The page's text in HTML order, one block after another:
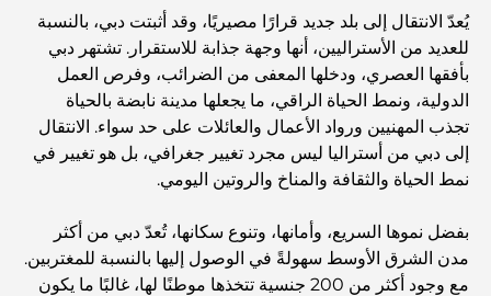
يُعدّ الانتقال إلى بلد جديد قرارًا مصيريًا، وقد أثبتت دبي، بالنسبة
للعديد من الأستراليين، أنها وجهة جذابة للاستقرار. تشتهر دبي
بأفقها العصري، ودخلها المعفى من الضرائب، وفرص العمل
الدولية، ونمط الحياة الراقي، ما يجعلها مدينة نابضة بالحياة
تجذب المهنيين ورواد الأعمال والعائلات على حد سواء. الانتقال
إلى دبي من أستراليا ليس مجرد تغيير جغرافي، بل هو تغيير في
نمط الحياة والثقافة والمناخ والروتين اليومي.
بفضل نموها السريع، وأمانها، وتنوع سكانها، تُعدّ دبي من أكثر
مدن الشرق الأوسط سهولةً في الوصول إليها بالنسبة للمغتربين.
مع وجود أكثر من 200 جنسية تتخذها موطنًا لها، غالبًا ما يكون